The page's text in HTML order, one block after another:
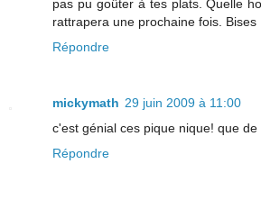
pas pu goûter à tes plats. Quelle
rattrapera une prochaine fois. Bises
Répondre
mickymath 29 juin 2009 à 11:00
c'est génial ces pique nique! que
Répondre